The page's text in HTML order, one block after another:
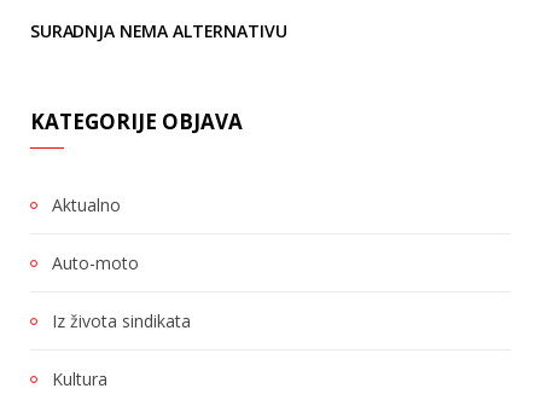
SURADNJA NEMA ALTERNATIVU
KATEGORIJE OBJAVA
Aktualno
Auto-moto
Iz života sindikata
Kultura